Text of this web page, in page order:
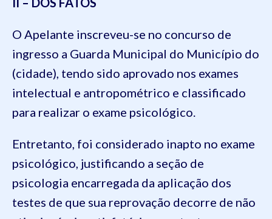
O Apelante inscreveu-se no concurso de
ingresso a Guarda Municipal do Município do
(cidade), tendo sido aprovado nos exames
intelectual e antropométrico e classificado
para realizar o exame psicológico.
Entretanto, foi considerado inapto no exame
psicológico, justificando a seção de
psicologia encarregada da aplicação dos
testes de que sua reprovação decorre de não